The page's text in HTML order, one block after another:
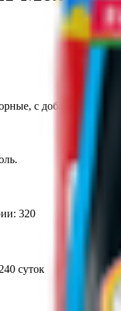
с добавлением
: 320
суток